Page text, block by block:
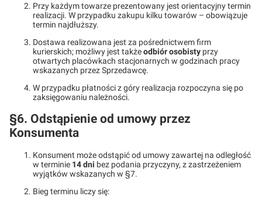
Przy każdym towarze prezentowany jest orientacyjny termin
realizacji. W przypadku zakupu kilku towarów – obowiązuje
termin najdłuższy.
Dostawa realizowana jest za pośrednictwem firm
kurierskich; możliwy jest takżeodbiór osobisty przy
otwartych placówkach stacjonarnych w godzinach pracy
wskazanych przez Sprzedawcę.
W przypadku płatności z góry realizacja rozpoczyna się po
zaksięgowaniu należności.
§6. Odstąpienie od umowy przez
Konsumenta
Konsument może odstąpić od umowy zawartej na odległość
w terminie 14 dni bez podania przyczyny, z zastrzeżeniem
wyjątków wskazanych w §7.
Bieg terminu liczy się: